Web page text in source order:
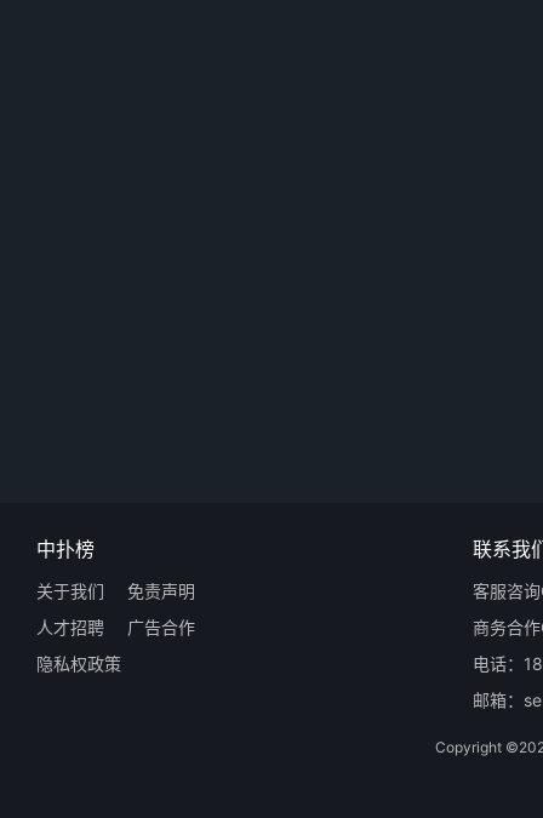
中扑榜
关于我们
免责声明
人才招聘
广告合作
隐私权政策
联系我
客服咨
商务合
电话：
邮箱：
Copyright